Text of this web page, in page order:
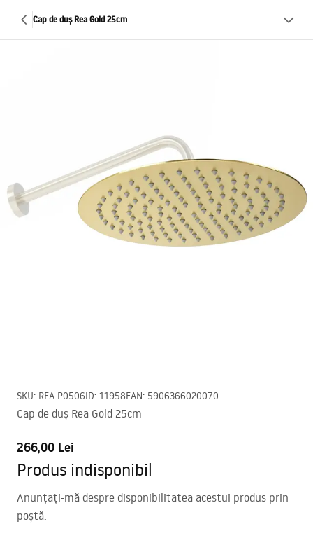
Cap de duș Rea Gold 25cm
SKU: REA-P0506ID: 11958EAN: 5906366020070
Cap de duș Rea Gold 25cm
266,00 Lei
Produs indisponibil
Anunțați-mă despre disponibilitatea acestui produs prin
poștă.